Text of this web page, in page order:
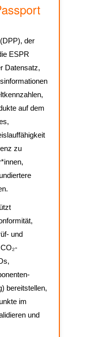
der
ESPR
Datensatz,
auf dem
zu
und
bereitstellen,
im
und